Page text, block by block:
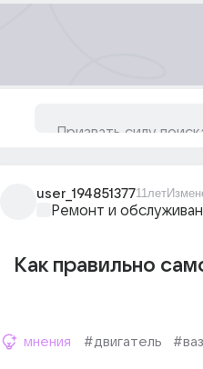
user_19485137711лет
Ремонт и
Как правильно
мнения #двигатель #ваз